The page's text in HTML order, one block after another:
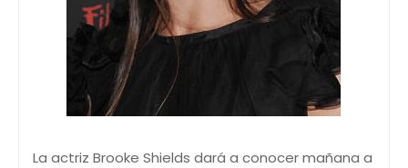
La actriz Brooke Shields dará a conocer mañana a